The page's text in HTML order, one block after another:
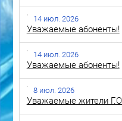
14 июл. 2026
Уважаемые абоненты!
14 июл. 2026
Уважаемые абоненты!
8 июл. 2026
Уважаемые жители